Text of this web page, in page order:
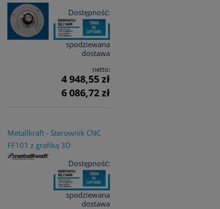
Dostępność:
spodziewana
dostawa
netto:
4 948,55 zł
6 086,72 zł
Metallkraft - Sterownik CNC
FF101 z grafiką 3D
Dostępność:
spodziewana
dostawa